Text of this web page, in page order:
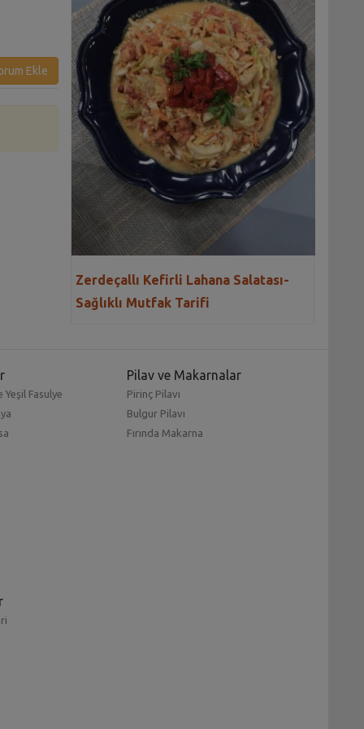
Graten Tarifi
Ekle
Zerdeçallı Kefirli Lahana Salatası-
Sağlıklı Mutfak Tarifi
Yeşil Fasulye
Pilav ve Makarnalar
Pirinç Pilavı
Bulgur Pilavı
Fırında Makarna